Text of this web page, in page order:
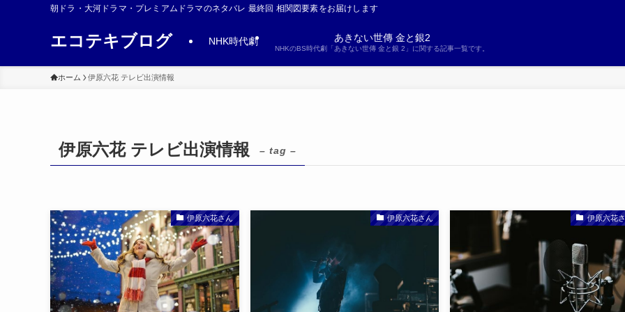
朝ドラ・大河ドラマ・プレミアムドラマのネタバレ 最終回 相関図要素をお届けします
エコテキブログ NHK時代劇 あきない世傳 金と銀2
NHKのBS時代劇「あきない世傳 金と銀 2」に関する記事一覧です。
ホーム 伊原六花 テレビ出演情報
伊原六花 テレビ出演情報 – tag –
伊原六花さん 伊原六花さん 伊原六花